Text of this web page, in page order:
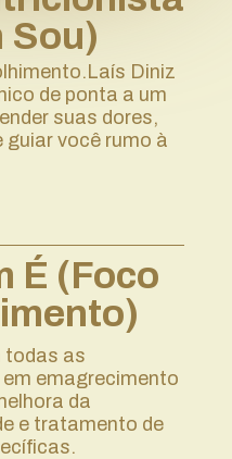
Sou)
Diniz
de ponta a um
suas dores,
você rumo à
É (Foco
todas as
emagrecimento
da
e tratamento de